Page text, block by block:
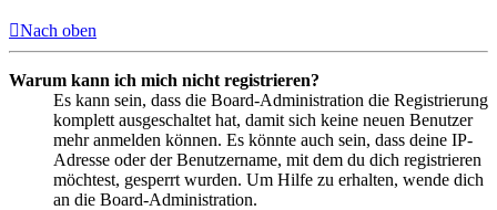
Nach oben
Warum kann ich mich nicht registrieren?
Es kann sein, dass die Board-Administration die Registrierung
komplett ausgeschaltet hat, damit sich keine neuen Benutzer
mehr anmelden können. Es könnte auch sein, dass deine IP-
Adresse oder der Benutzername, mit dem du dich registrieren
möchtest, gesperrt wurden. Um Hilfe zu erhalten, wende dich
an die Board-Administration.